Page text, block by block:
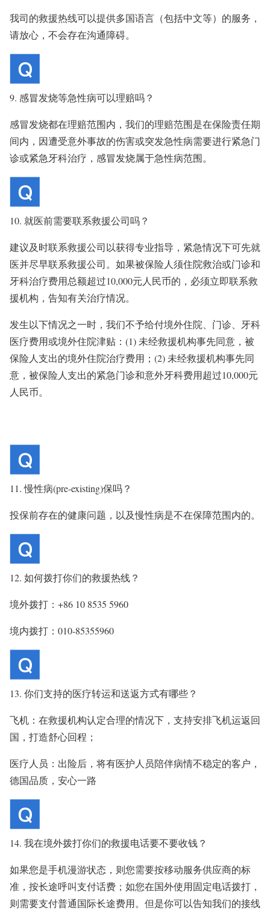
我司的救援热线可以提供多国语言（包括中文等）的服务，
请放心，不会存在沟通障碍。
9. 感冒发烧等急性病可以理赔吗？
感冒发烧都在理赔范围内，我们的理赔范围是在保险责任期
间内，因遭受意外事故的伤害或突发急性病需要进行紧急门
诊或紧急牙科治疗，感冒发烧属于急性病范围。
10. 就医前需要联系救援公司吗？
建议及时联系救援公司以获得专业指导，紧急情况下可先就
医并尽早联系救援公司。如果被保险人须住院救治或门诊和
牙科治疗费用总额超过10,000元人民币的，必须立即联系救
援机构，告知有关治疗情况。
发生以下情况之一时，我们不予给付境外住院、门诊、牙科
医疗费用或境外住院津贴：(1) 未经救援机构事先同意，被
保险人支出的境外住院治疗费用；(2) 未经救援机构事先同
意，被保险人支出的紧急门诊和意外牙科费用超过10,000元
人民币。
11. 慢性病(pre-existing)保吗？
投保前存在的健康问题，以及慢性病是不在保障范围内的。
12. 如何拨打你们的救援热线？
境外拨打：+86 10 8535 5960
境内拨打：010-85355960
13. 你们支持的医疗转运和送返方式有哪些？
飞机：在救援机构认定合理的情况下，支持安排飞机运返回
国，打造舒心回程；
医疗人员：出险后，将有医护人员陪伴病情不稳定的客户，
德国品质，安心一路
14. 我在境外拨打你们的救援电话要不要收钱？
如果您是手机漫游状态，则您需要按移动服务供应商的标
准，按长途呼叫支付话费；如您在国外使用固定电话拨打，
则需要支付普通国际长途费用。但是你可以告知我们的接线